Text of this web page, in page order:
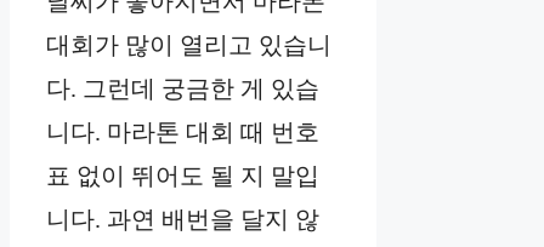
대회가 많이 열리고 있습니
다. 그런데 궁금한 게 있습
니다. 마라톤 대회 때 번호
표 없이 뛰어도 될 지 말입
니다. 과연 배번을 달지 않